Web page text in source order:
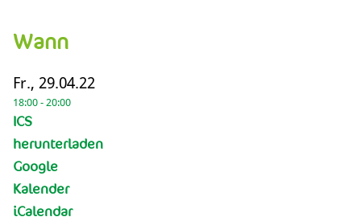
Wann
Fr., 29.04.22
18:00 - 20:00
ICS
herunterladen
Google
Kalender
iCalendar